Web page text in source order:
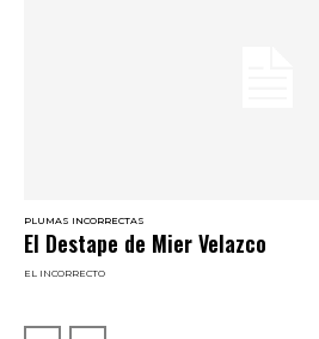
PLUMAS INCORRECTAS
El Destape de Mier Velazco
EL INCORRECTO